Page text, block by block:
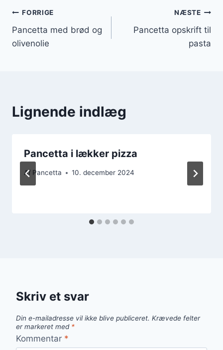
Indlægsnavigation
FORRIGE
Pancetta med brød og
olivenolie
NÆSTE
Pancetta opskrift til
pasta
Lignende indlæg
Pancetta i lækker pizza
Af Pancetta 10. december 2024
Skriv et svar
Din e-mailadresse vil ikke blive publiceret. Krævede felter
er markeret med *
Kommentar *